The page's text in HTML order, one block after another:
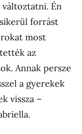
Én
forrást
most
az
Annak persze
a gyerekek
vissza –